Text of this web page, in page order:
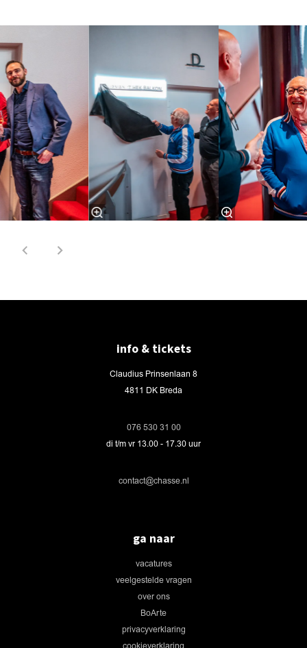
info & tickets
Claudius Prinsenlaan 8
4811 DK Breda
076 530 31 00
di t/m vr 13.00 - 17.30 uur
contact@chasse.nl
ga naar
vacatures
veelgestelde vragen
over ons
BoArte
privacyverklaring